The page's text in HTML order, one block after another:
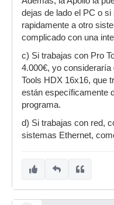
dejas de lado el PC o
rapidamente a otro
complicado con una
c) Si trabajas con Pro
4.000€, yo
Tools HDX 16x16, que
están específicamente
programa.
d) Si trabajas con red,
sistemas Ethernet,